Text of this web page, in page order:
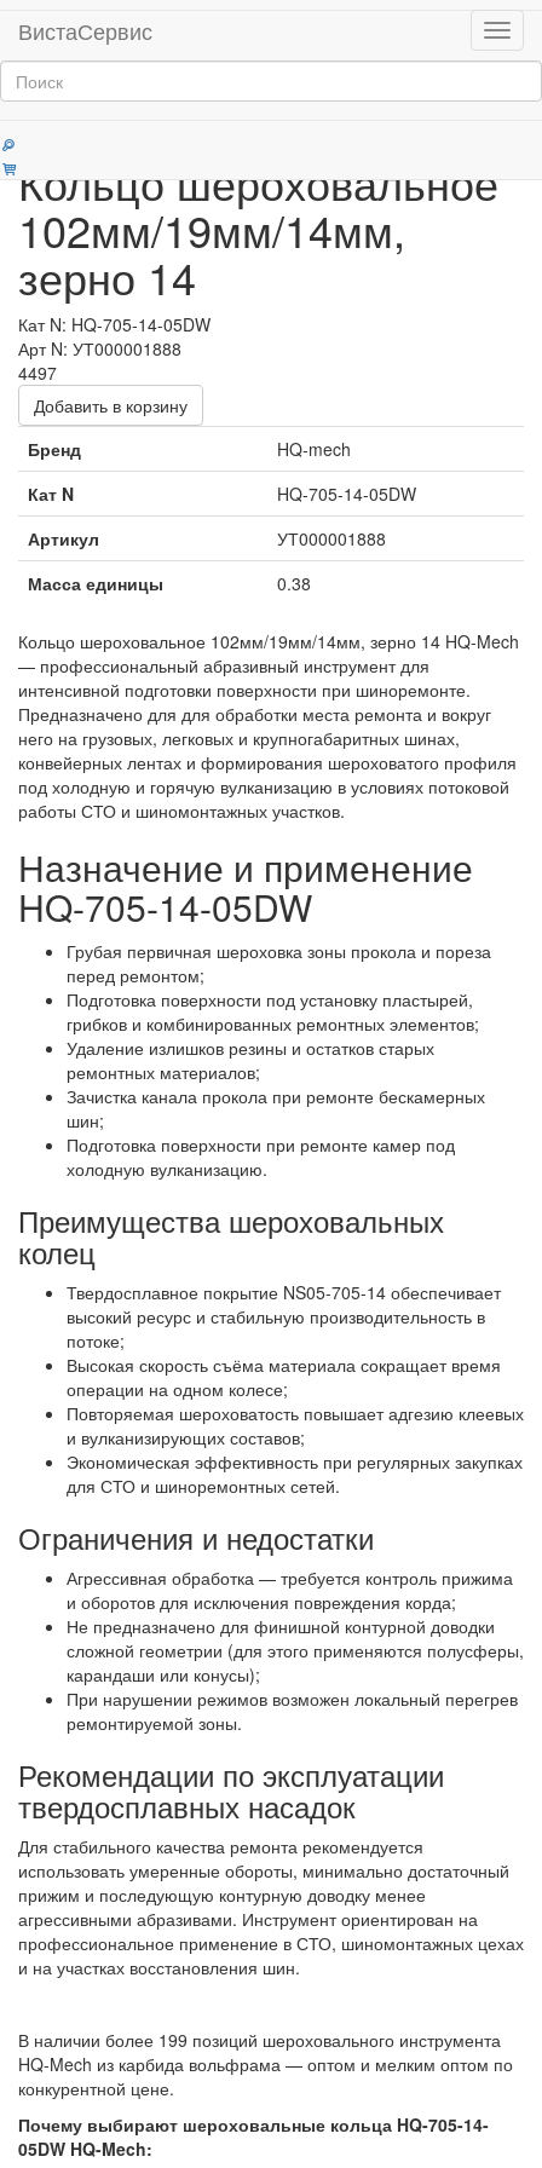
Меню
ВистаСервис
Главная
Продукция
Шероховальный и абразивный инструмент
Кольцо шероховальное
102мм/19мм/14мм,
зерно 14
Кат N: HQ-705-14-05DW
Арт N: УТ000001888
4497
Добавить в корзину
Бренд
HQ-mech
Кат N
HQ-705-14-05DW
Артикул
УТ000001888
Масса единицы
0.38
Кольцо шероховальное 102мм/19мм/14мм, зерно 14 HQ-Mech
— профессиональный абразивный инструмент для
интенсивной подготовки поверхности при шиноремонте.
Предназначено для для обработки места ремонта и вокруг
него на грузовых, легковых и крупногабаритных шинах,
конвейерных лентах и формирования шероховатого профиля
под холодную и горячую вулканизацию в условиях потоковой
работы СТО и шиномонтажных участков.
Назначение и применение
HQ-705-14-05DW
Грубая первичная шероховка зоны прокола и пореза
перед ремонтом;
Подготовка поверхности под установку пластырей,
грибков и комбинированных ремонтных элементов;
Удаление излишков резины и остатков старых
ремонтных материалов;
Зачистка канала прокола при ремонте бескамерных
шин;
Подготовка поверхности при ремонте камер под
холодную вулканизацию.
Преимущества шероховальных
колец
Твердосплавное покрытие NS05-705-14 обеспечивает
высокий ресурс и стабильную производительность в
потоке;
Высокая скорость съёма материала сокращает время
операции на одном колесе;
Повторяемая шероховатость повышает адгезию клеевых
и вулканизирующих составов;
Экономическая эффективность при регулярных закупках
для СТО и шиноремонтных сетей.
Ограничения и недостатки
Агрессивная обработка — требуется контроль прижима
и оборотов для исключения повреждения корда;
Не предназначено для финишной контурной доводки
сложной геометрии (для этого применяются полусферы,
карандаши или конусы);
При нарушении режимов возможен локальный перегрев
ремонтируемой зоны.
Рекомендации по эксплуатации
твердосплавных насадок
Для стабильного качества ремонта рекомендуется
использовать умеренные обороты, минимально достаточный
прижим и последующую контурную доводку менее
агрессивными абразивами. Инструмент ориентирован на
профессиональное применение в СТО, шиномонтажных цехах
и на участках восстановления шин.
В наличии более 199 позиций шероховального инструмента
HQ-Mech из карбида вольфрама — оптом и мелким оптом по
конкурентной цене.
Почему выбирают шероховальные кольца HQ-705-14-
05DW HQ-Mech: